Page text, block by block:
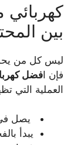
كهربائي
بين
ليس كل من
فإن افضل
العملية التي
يصل في
يبدأ